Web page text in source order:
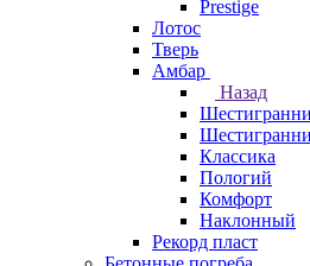
Prestige
Лотос
Тверь
Амбар
Назад
Классика
Пологий
Комфорт
Наклонный
Рекорд пласт